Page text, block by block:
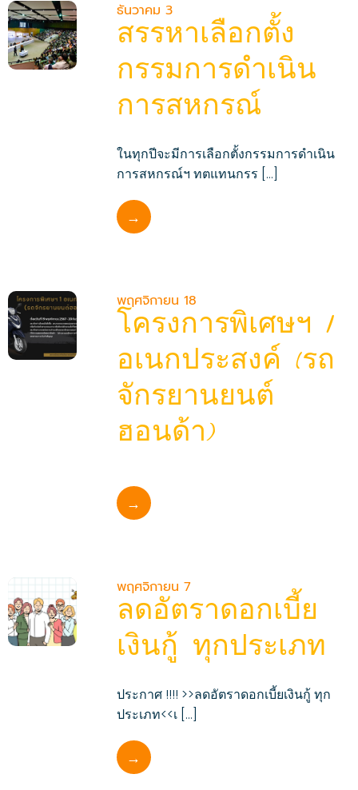
ธันวาคม 3
สรรหาเลือกตั้ง
กรรมการดำเนิน
การสหกรณ์
ในทุกปีจะมีการเลือกตั้งกรรมการดำเนิน
การสหกรณ์ฯ ทตแทนกรร […]
→
พฤศจิกายน 18
โครงการพิเศษฯ 1
อเนกประสงค์ (รถ
จักรยานยนต์
ฮอนด้า)
→
พฤศจิกายน 7
ลดอัตราดอกเบี้ย
เงินกู้ ทุกประเภท
ประกาศ !!!! >>ลดอัตราดอกเบี้ยเงินกู้ ทุก
ประเภท<<เ […]
→